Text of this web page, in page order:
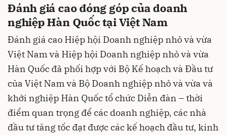
Đánh giá cao đóng góp của doanh
nghiệp Hàn Quốc tại Việt Nam
Đánh giá cao Hiệp hội Doanh nghiệp nhỏ và vừa
Việt Nam và Hiệp hội Doanh nghiệp nhỏ và vừa
Hàn Quốc đã phối hợp với Bộ Kế hoạch và Đầu tư
của Việt Nam và Bộ Doanh nghiệp nhỏ và vừa và
khởi nghiệp Hàn Quốc tổ chức Diễn đàn – thời
điểm quan trọng để các doanh nghiệp, các nhà
đầu tư tăng tốc đạt được các kế hoạch đầu tư, kinh